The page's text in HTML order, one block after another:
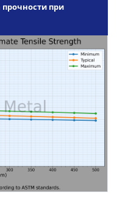
прочности при